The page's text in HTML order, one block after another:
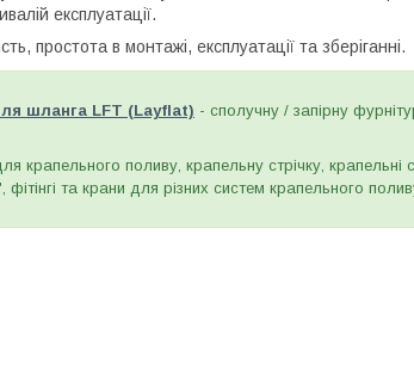
експлуатації.
простота в монтажі, експлуатації та зберіганні.
шланга LFT (Layflat) - сполучну / запірну
крапельного поливу, крапельну стрічку, крапельні
та крани для різних систем крапельного